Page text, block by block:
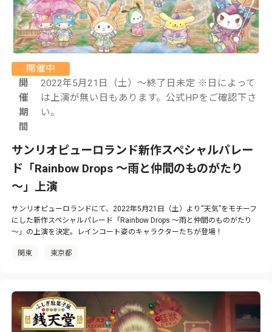
開催中
開
催
期
間
2022年5月21日（土）～終了日未定 ※日によって
は上演が無い日もあります。公式HPをご確認下さ
い。
サンリオピューロランド新作スペシャルパレー
ド「Rainbow Drops ～雨と仲間のものがたり
～」上演
サンリオピューロランドにて、2022年5月21日（土）より“天気”をモチーフ
にした新作スペシャルパレード「Rainbow Drops ～雨と仲間のものがたり
～」の上演を決定。レインコート姿のキャラクターたちが登場！
関東 東京都